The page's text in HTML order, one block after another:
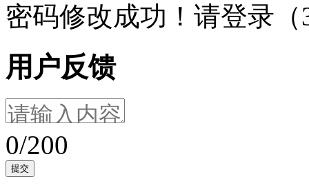
密码修改成功！请登录（
用户反馈
0/200
提交